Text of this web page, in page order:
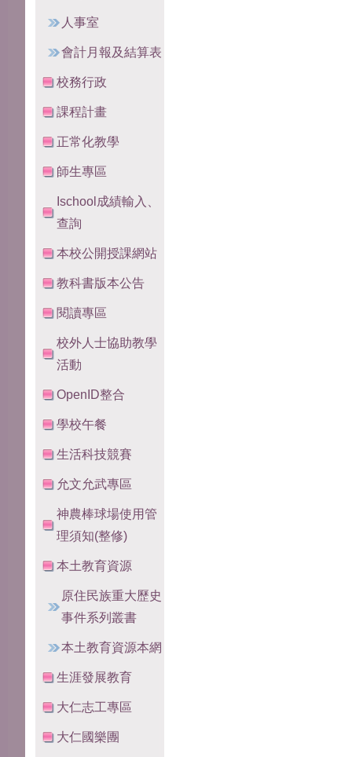
人事室
會計月報及結算表
校務行政
課程計畫
正常化教學
師生專區
Ischool成績輸入、
查詢
本校公開授課網站
教科書版本公告
閱讀專區
校外人士協助教學
活動
OpenID整合
學校午餐
生活科技競賽
允文允武專區
神農棒球場使用管
理須知(整修)
本土教育資源
原住民族重大歷史
事件系列叢書
本土教育資源本網
生涯發展教育
大仁志工專區
大仁國樂團